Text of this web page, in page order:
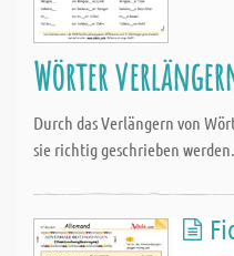
Wörter
Durch das Verlängern von
sie richtig geschrieben